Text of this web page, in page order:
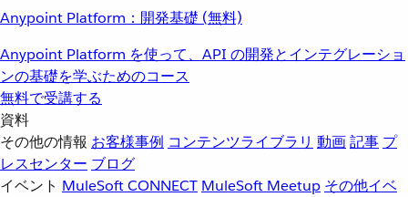
Anypoint Platform：開発基礎 (無料)
Anypoint Platform を使って、API の開発とインテグレーショ
ンの基礎を学ぶためのコース
無料で受講する
資料
その他の情報 お客様事例 コンテンツライブラリ 動画記事 プ
レスセンター ブログ
イベント MuleSoft CONNECT MuleSoft Meetup その他イベ